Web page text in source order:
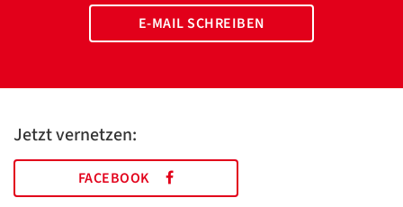
E-MAIL SCHREIBEN
Jetzt vernetzen:
FACEBOOK